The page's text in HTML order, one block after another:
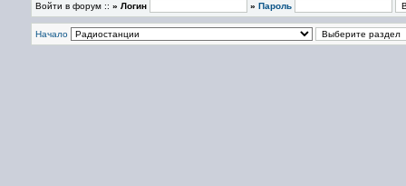
Войти в форум :: » Логин » Пароль
Начало